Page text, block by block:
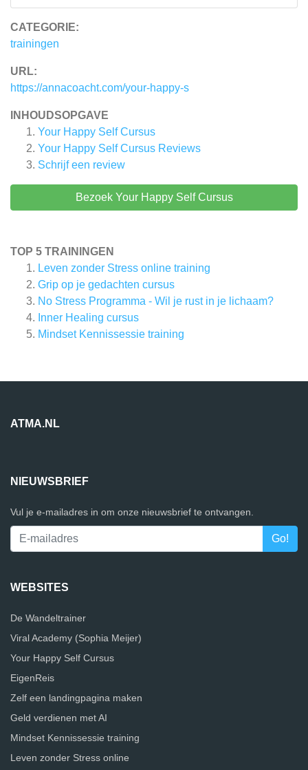
CATEGORIE:
trainingen
URL:
https://annacoacht.com/your-happy-s
INHOUDSOPGAVE
Your Happy Self Cursus
Your Happy Self Cursus Reviews
Schrijf een review
Bezoek Your Happy Self Cursus
TOP 5 TRAININGEN
Leven zonder Stress online training
Grip op je gedachten cursus
No Stress Programma - Wil je rust in je lichaam?
Inner Healing cursus
Mindset Kennissessie training
ATMA.NL
NIEUWSBRIEF
Vul je e-mailadres in om onze nieuwsbrief te ontvangen.
WEBSITES
De Wandeltrainer
Viral Academy (Sophia Meijer)
Your Happy Self Cursus
EigenReis
Zelf een landingpagina maken
Geld verdienen met AI
Mindset Kennissessie training
Leven zonder Stress online